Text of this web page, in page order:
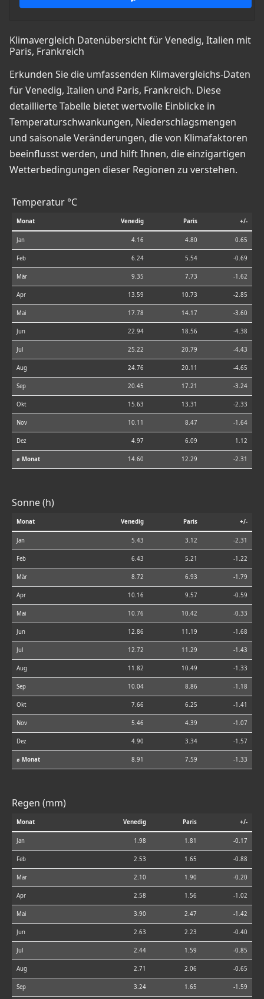
Klimavergleich Datenübersicht für Venedig, Italien mit
Paris, Frankreich
Erkunden Sie die umfassenden Klimavergleichs-Daten
für Venedig, Italien und Paris, Frankreich. Diese
detaillierte Tabelle bietet wertvolle Einblicke in
Temperaturschwankungen, Niederschlagsmengen
und saisonale Veränderungen, die von Klimafaktoren
beeinflusst werden, und hilft Ihnen, die einzigartigen
Wetterbedingungen dieser Regionen zu verstehen.
Temperatur °C
Monat Venedig Paris +/-
Jan 4.16 4.80 0.65
Feb 6.24 5.54 -0.69
Mär 9.35 7.73 -1.62
Apr 13.59 10.73 -2.85
Mai 17.78 14.17 -3.60
Jun 22.94 18.56 -4.38
Jul 25.22 20.79 -4.43
Aug 24.76 20.11 -4.65
Sep 20.45 17.21 -3.24
Okt 15.63 13.31 -2.33
Nov 10.11 8.47 -1.64
Dez 4.97 6.09 1.12
⌀ Monat 14.60 12.29 -2.31
Sonne (h)
Monat Venedig Paris +/-
Jan 5.43 3.12 -2.31
Feb 6.43 5.21 -1.22
Mär 8.72 6.93 -1.79
Apr 10.16 9.57 -0.59
Mai 10.76 10.42 -0.33
Jun 12.86 11.19 -1.68
Jul 12.72 11.29 -1.43
Aug 11.82 10.49 -1.33
Sep 10.04 8.86 -1.18
Okt 7.66 6.25 -1.41
Nov 5.46 4.39 -1.07
Dez 4.90 3.34 -1.57
⌀ Monat 8.91 7.59 -1.33
Regen (mm)
Monat Venedig Paris +/-
Jan 1.98 1.81 -0.17
Feb 2.53 1.65 -0.88
Mär 2.10 1.90 -0.20
Apr 2.58 1.56 -1.02
Mai 3.90 2.47 -1.42
Jun 2.63 2.23 -0.40
Jul 2.44 1.59 -0.85
Aug 2.71 2.06 -0.65
Sep 3.24 1.65 -1.59